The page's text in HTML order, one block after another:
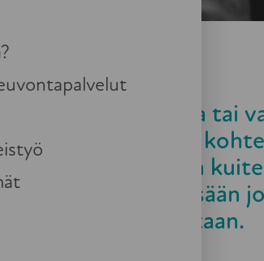
sosiaalinen tausta tai
tai väkivallan
tutkimuksissa on
voivat kärjistyessään
tai jopa väkivaltaan.